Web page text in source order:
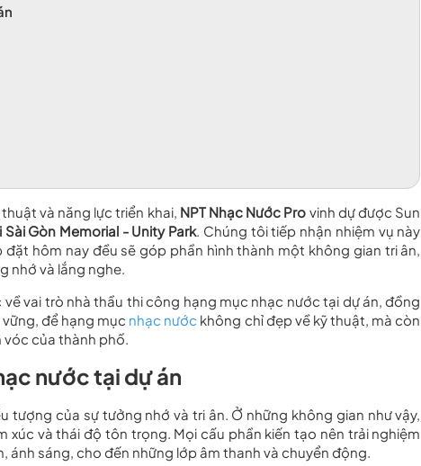
và năng lực triển khai, NPT Nhạc Nước Pro vinh dự được Sun
Gòn Memorial - Unity Park. Chúng tôi tiếp nhận nhiệm vụ này
hôm nay đều sẽ góp phần hình thành một không gian tri ân,
nhớ và lắng nghe.
vai trò nhà thầu thi công hạng mục nhạc nước tại dự án, đồng
để hạng mục nhạc nước không chỉ đẹp về kỹ thuật, mà còn
của thành phố.
nước tại dự án
tượng của sự tưởng nhớ và tri ân. Ở những không gian như vậy,
xúc và thái độ tôn trọng. Mọi cấu phần kiến tạo nên trải nghiệm
ánh sáng, cho đến những lớp âm thanh và chuyển động.